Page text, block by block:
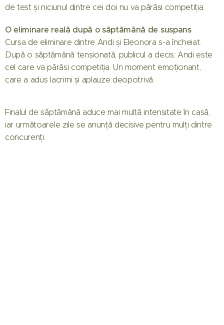
de test și niciunul dintre cei doi nu va părăsi competiția.
O eliminare reală după o săptămână de suspans
Cursa de eliminare dintre Andi și Eleonora s-a încheiat.
După o săptămână tensionată, publicul a decis: Andi este
cel care va părăsi competiția. Un moment emoționant,
care a adus lacrimi și aplauze deopotrivă.
Finalul de săptămână aduce mai multă intensitate în casă,
iar următoarele zile se anunță decisive pentru mulți dintre
concurenți.